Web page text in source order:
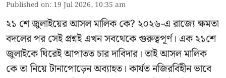
Published on: 19 Jul 2026, 10:35 am
২১ শে জুলাইয়ের আসল মালিক কে? ২০২৬-এ রাজ্যে ক্ষমতা
বদলের পর সেই প্রশ্নই এখন সবথেকে গুরুত্বপূর্ণ। এক২১শে
জুলাইকেঘিরেই আপাতত চার দাবিদার। তাই আসল মালিক
কে তা নিয়ে টানাপোড়েন অব্যাহত। কার্যত নজিরবিহীন ভাবে